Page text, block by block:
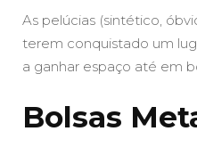
As pelúcias (sintético,
terem conquistado um
a ganhar espaço até em
Bolsas